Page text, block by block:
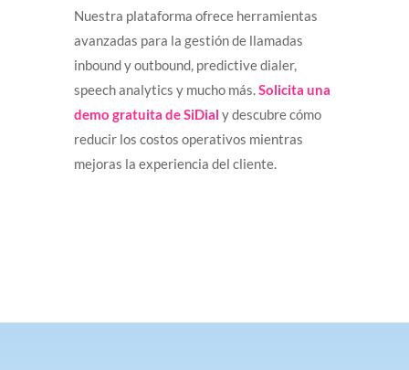
Nuestra plataforma ofrece herramientas
avanzadas para la gestión de llamadas
inbound y outbound, predictive dialer,
speech analytics y mucho más.Solicita una
demo gratuita de SiDial y descubre cómo
reducir los costos operativos mientras
mejoras la experiencia del cliente.